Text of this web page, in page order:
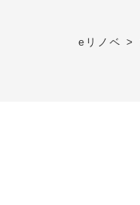
eリノベ >